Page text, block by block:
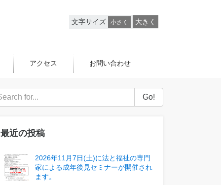
文字サイズ 小さく 大きく
アクセス お問い合わせ
Go!
最近の投稿
2026年11月7日(土)に法と福祉の専門
家による成年後見セミナーが開催され
ます。